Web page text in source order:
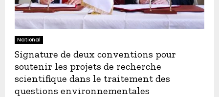
National
Signature de deux conventions pour
soutenir les projets de recherche
scientifique dans le traitement des
questions environnementales